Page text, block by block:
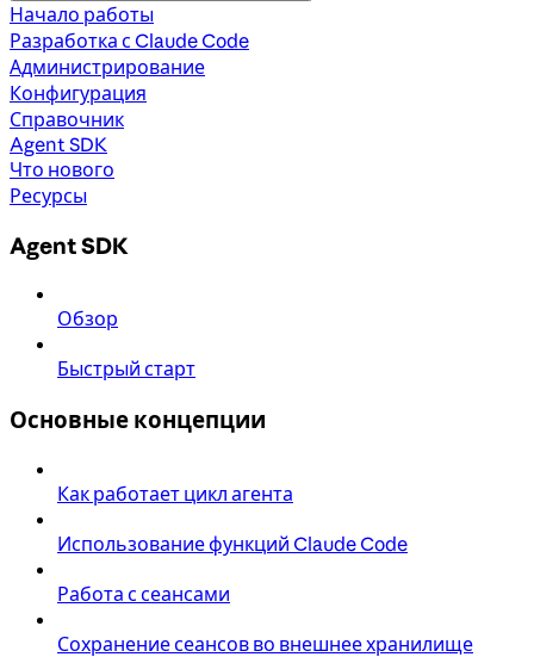
Начало работы
Разработка с Claude Code
Администрирование
Конфигурация
Справочник
Agent SDK
Что нового
Ресурсы
Agent SDK
Обзор
Быстрый старт
Основные концепции
Как работает цикл агента
Использование функций Claude Code
Работа с сеансами
Сохранение сеансов во внешнее хранилище